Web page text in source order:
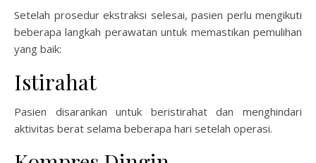
Setelah prosedur ekstraksi selesai, pasien perlu mengikuti
beberapa langkah perawatan untuk memastikan pemulihan
yang baik:
Istirahat
Pasien disarankan untuk beristirahat dan menghindari
aktivitas berat selama beberapa hari setelah operasi.